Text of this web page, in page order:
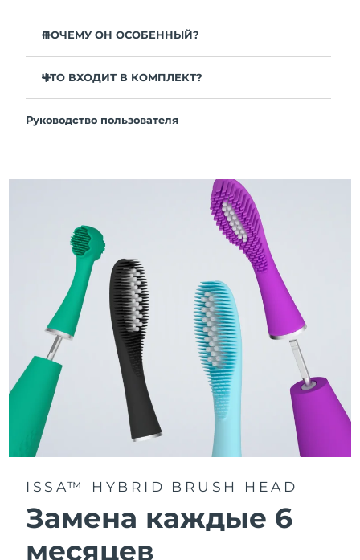
ПОЧЕМУ ОН ОСОБЕННЫЙ?
рта улучшается на 140% всего за 1 месяц.
Клинически доказано, что issa™ 4 удаляет на 30%
Гибридная насадка служит в 2 раза дольше -
требуется замена всего 1 раз в 6 месяцев.
3 режима чистки: Deep Clean, Whitening и Sensitive.
Технология Sonic Pulse обеспечивает 11 000
пульсаций в минуту для глубокого и бережного
очищения всей полости рта.
Получите доступ к индивидуальным режимам
чистки через приложение FOREO For You.
ЧТО ВХОДИТ В КОМПЛЕКТ?
Кабель для зарядки USB
Инструкция пользователя issa™
Руководство пользователя
ISSA™ HYBRID BRUSH HEAD
Замена каждые 6
месяцев